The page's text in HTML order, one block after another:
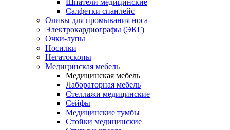
Шпатели медицинские
Салфетки спанлейс
Оливы для промывания носа
Электрокардиографы (ЭКГ)
Очки-лупы
Носилки
Негатоскопы
Медицинская мебель
Медицинская мебель
Лабораторная мебель
Стеллажи медицинские
Сейфы
Медицинские тумбы
Стойки медицинские